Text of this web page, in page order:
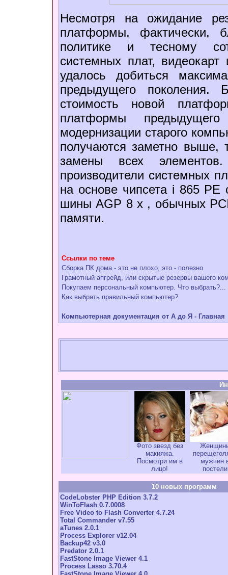
Несмотря на ожидание
платформы, фактически,
политике и тесному
системных плат,
удалось добиться
предыдущего поколения.
стоимость новой
платформы
модернизации старого
получаются заметно выше,
замены всех
производители системных
на основе чипсета i 865 PE
шины AGP 8 x , обычных
памяти.
Ссылки по теме
Сборка ПК дома - это не плохо, это - полезно
Грамотный апгрейд, или скрытые резервы вашего
Покупаем персональный компьютер. Что выбрать?...
Как выбрать правильный компьютер?
Компьютерная документация от А до Я - Главная
Фото звезд без
макияжа.
Посмотри им в
лицо!
мужчин
постели
10 новых программ
CodeLobster PHP Edition 3.7.2
WinToFlash 0.7.0008
Free Video to Flash Converter 4.7.24
Total Commander v7.55
aTunes 2.0.1
Process Explorer v12.04
Backup42 v3.0
Predator 2.0.1
FastStone Image Viewer 4.1
Process Lasso 3.70.4